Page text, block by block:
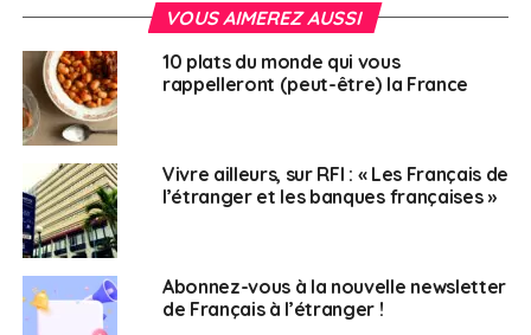
partout dans le monde.
> Save You, une plateforme pour les femmes
françaises victimes de violences conjugales à
l’étranger
SUJETS ASSOCIÉS: DÉPUTÉS
FEATURED
FRANÇAIS À L'ÉTRANGER
A SUIVRE
L’observatoire de la santé internationale,
plateforme d’information pour les Français à
VOUS AIMEREZ AUSSI
10 plats du monde qui vous
rappelleront (peut-être) la France
Vivre ailleurs, sur RFI : « Les Français de
l’étranger et les banques françaises »
Abonnez-vous à la nouvelle newsletter
de Français à l’étranger !